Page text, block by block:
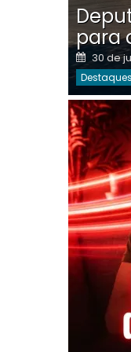
para
Posted
on
30 de